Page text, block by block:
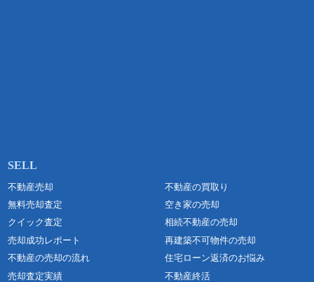
不動産売却
無料売却査定
クイック査定
売却成功レポート
不動産の売却の流れ
売却査定実績
不動産の買取り
空き家の売却
相続不動産の売却
再建築不可物件の売却
住宅ローン返済のお悩み
不動産終活